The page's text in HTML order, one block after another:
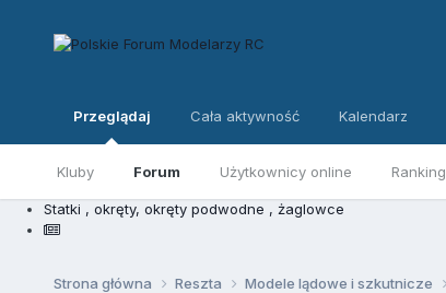
Przeglądaj
Kluby Forum Użytkownicy online Ranking
Cała aktywność Kalendarz
Statki , okręty, okręty podwodne , żaglowce
Strona główna Reszta Modele lądowe i szkutnicze